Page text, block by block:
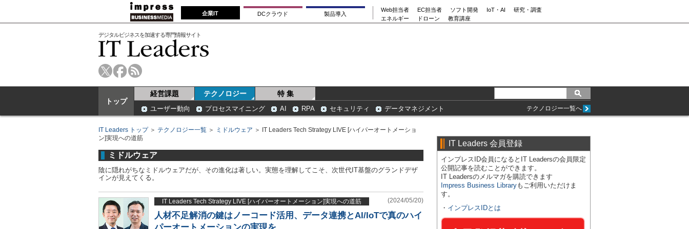
企業IT DCクラウド 製品導入
Web担当者 EC担当者 ソフト開発 IoT・AI
研究・調査
エネルギー
ドローン 教育講座
デジタルビジネスを加速する専門情報サイト
トップ
経営課題 テクノロジー 特 集
ユーザー動向 プロセスマイニング AI RPA セキュリティ データマネジメント テクノロジー一覧へ
IT Leaders トップ＞ テクノロジー一覧 ＞ ミドルウェア ＞ IT Leaders Tech Strategy LIVE [ハイパーオートメーショ
ン]実現への道筋
ミドルウェア
陰に隠れがちなミドルウェアだが、その進化は著しい。実態を理解してこそ、次世代IT基盤のグランドデザ
インが見えてくる。
IT Leaders Tech Strategy LIVE [ハイパーオートメーション]実現への道筋 (2024/05/20)
人材不足解消の鍵はノーコード活用、データ連携とAI/IoTで真のハイ
IT Leaders 会員登録
インプレスID会員になるとIT Leadersの会員限定
公開記事を読むことができます。
IT Leadersのメルマガを購読できます
Impress Business Libraryもご利用いただけま
す。
・ インプレスIDとは